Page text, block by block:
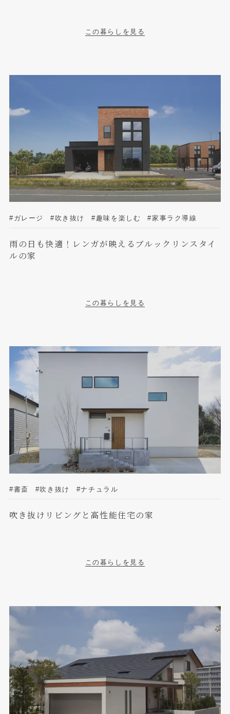
この暮らしを見る
#ガレージ #吹き抜け #趣味を楽しむ #家事ラク導線
雨の日も快適！レンガが映えるブルックリンスタイ
ルの家
この暮らしを見る
#書斎 #吹き抜け #ナチュラル
吹き抜けリビングと高性能住宅の家
この暮らしを見る